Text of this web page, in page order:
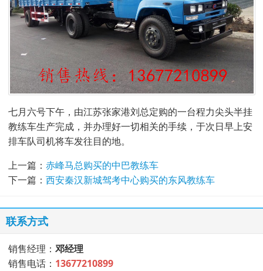
七月六号下午，由江苏张家港刘总定购的一台程力尖头半挂
教练车生产完成，并办理好一切相关的手续，于次日早上安
排车队司机将车发往目的地。
上一篇： 赤峰马总购买的中巴教练车
下一篇： 西安秦汉新城驾考中心购买的东风教练车
联系方式
销售经理： 邓经理
销售电话： 13677210899